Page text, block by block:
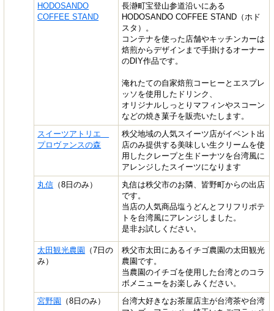
HODOSANDO
COFFEE STAND
長瀞町宝登山参道沿いにある
HODOSANDO COFFEE STAND（ホド
スタ）。
コンテナを使った店舗やキッチンカーは
焙煎からデザインまで手掛けるオーナー
のDIY作品です。
淹れたての自家焙煎コーヒーとエスプレ
ッソを使用したドリンク、
オリジナルしっとりマフィンやスコーン
などの焼き菓子を販売いたします。
スイーツアトリエ
プロヴァンスの森
秩父地域の人気スイーツ店がイベント出
店のみ提供する美味しい生クリームを使
用したクレープと生ドーナツを台湾風に
アレンジしたスイーツになります
丸信 （8日のみ）
丸信は秩父市のお隣、皆野町からの出店
です。
当店の人気商品塩うどんとフリフリポテ
トを台湾風にアレンジしました。
是非お試しください。
太田観光農園
（7日の
み）
秩父市太田にあるイチゴ農園の太田観光
農園です。
当農園のイチゴを使用した台湾とのコラ
ボメニューをお楽しみください。
宮野園
（8日のみ）
台湾大好きなお茶屋店主が台湾茶や台湾